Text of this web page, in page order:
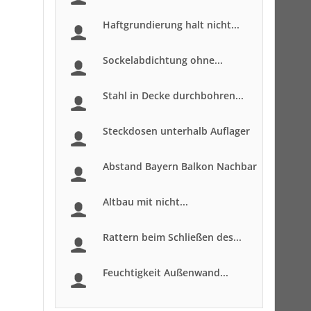
Haftgrundierung halt nicht...
Sockelabdichtung ohne...
Stahl in Decke durchbohren...
Steckdosen unterhalb Auflager
Abstand Bayern Balkon Nachbar
Altbau mit nicht...
Rattern beim Schließen des...
Feuchtigkeit Außenwand...